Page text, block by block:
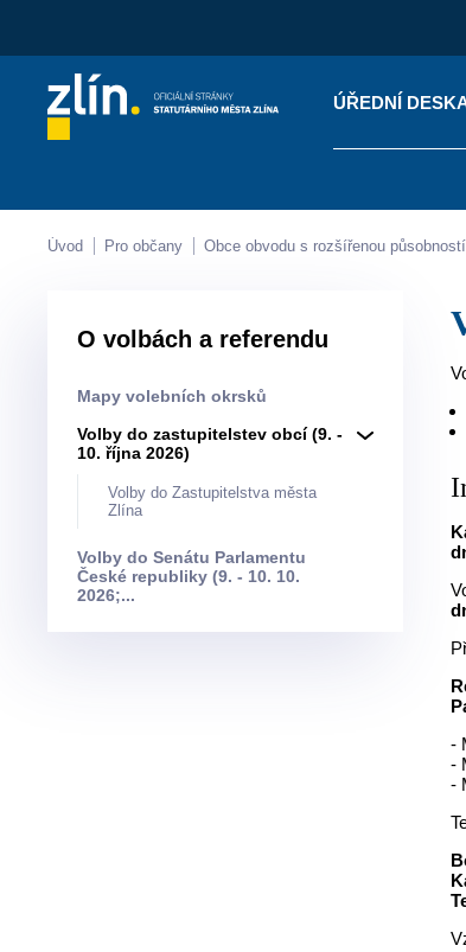
ÚŘEDNÍ
Kontakty
Úvod Pro občany Obce obvodu s rozšířenou
O volbách a referendu
Mapy volebních okrsků
Volby do zastupitelstev obcí (9. -
10. října 2026)
Volby do Zastupitelstva města
Zlína
Volby do Senátu Parlamentu
České republiky (9. - 10. 10.
2026;...
-
-
-